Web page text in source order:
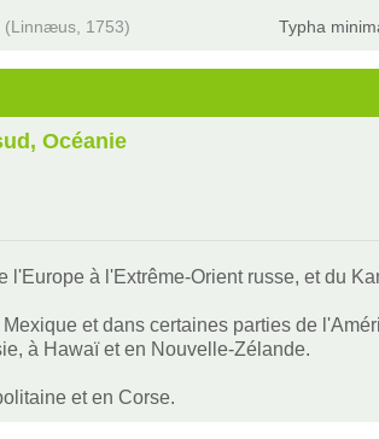
(Linnæus, 1753) Typha
Océanie
à l'Extrême-Orient russe, et du
et dans certaines parties de
à Hawaï et en Nouvelle-Zélande.
et en Corse.